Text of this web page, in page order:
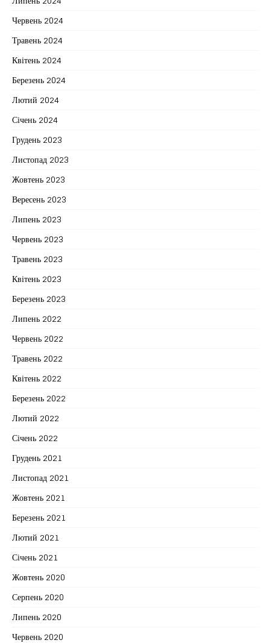
Червень 2024
Травень 2024
Квітень 2024
Березень 2024
Лютий 2024
Січень 2024
Грудень 2023
Листопад 2023
Жовтень 2023
Вересень 2023
Липень 2023
Червень 2023
Травень 2023
Квітень 2023
Березень 2023
Липень 2022
Червень 2022
Травень 2022
Квітень 2022
Березень 2022
Лютий 2022
Січень 2022
Грудень 2021
Листопад 2021
Жовтень 2021
Березень 2021
Лютий 2021
Січень 2021
Жовтень 2020
Серпень 2020
Липень 2020
Червень 2020